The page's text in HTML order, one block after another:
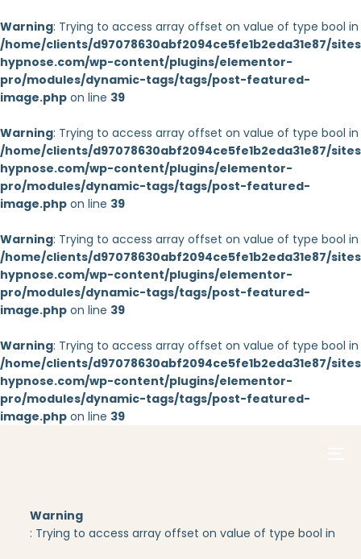
Warning: Trying to access array offset on value of type bool in
/home/clients/d97078630abf2094ce5fe1b2eda31e87/
hypnose.com/wp-content/plugins/elementor-
pro/modules/dynamic-tags/tags/post-featured-
image.php on line 39
Warning: Trying to access array offset on value of type bool in
/home/clients/d97078630abf2094ce5fe1b2eda31e87/
hypnose.com/wp-content/plugins/elementor-
pro/modules/dynamic-tags/tags/post-featured-
image.php on line 39
Warning: Trying to access array offset on value of type bool in
/home/clients/d97078630abf2094ce5fe1b2eda31e87/
hypnose.com/wp-content/plugins/elementor-
pro/modules/dynamic-tags/tags/post-featured-
image.php on line 39
Warning: Trying to access array offset on value of type bool in
/home/clients/d97078630abf2094ce5fe1b2eda31e87/
hypnose.com/wp-content/plugins/elementor-
pro/modules/dynamic-tags/tags/post-featured-
image.php on line 39
Aller au
contenu
Warning
: Trying to access array offset on value of type bool in